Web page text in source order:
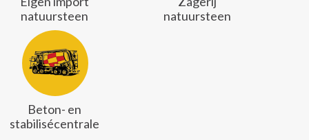
natuursteen
natuursteen
Beton- en
stabilisécentrale